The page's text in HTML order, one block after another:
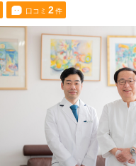
口コミ 2件